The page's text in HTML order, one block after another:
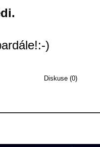
)
Diskuse (0)